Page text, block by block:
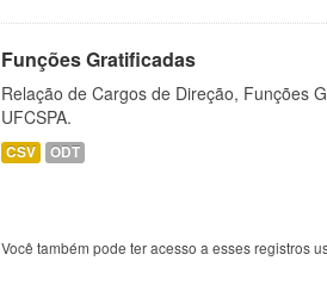
Funções Gratificadas
Relação de Cargos de Direção, Funções
UFCSPA.
CSV ODT
Você também pode ter acesso a esses registros